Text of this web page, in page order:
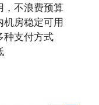
，不浪费预算
机房稳定可用
种支付方式